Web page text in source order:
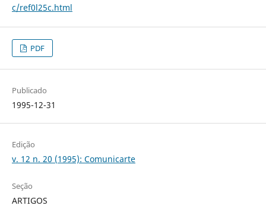
c/ref0l25c.html
PDF
Publicado
1995-12-31
Edição
v. 12 n. 20 (1995): Comunicarte
Seção
ARTIGOS